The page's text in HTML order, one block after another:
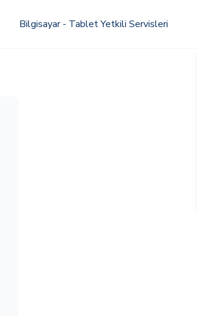
Bilgisayar - Tablet Yetkili Servisleri